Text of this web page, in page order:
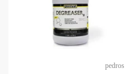
pedros